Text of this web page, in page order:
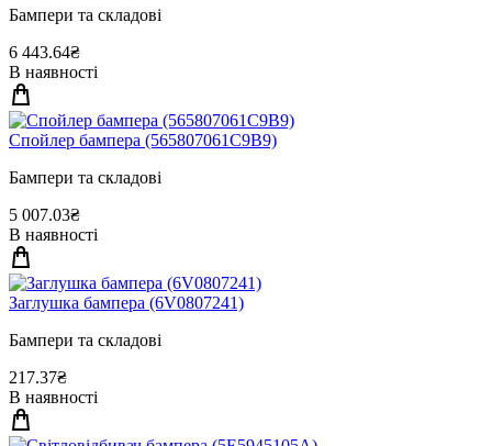
Бампери та складові
6 443.64₴
В наявності
Спойлер бампера (565807061C9B9)
Бампери та складові
5 007.03₴
В наявності
Заглушка бампера (6V0807241)
Бампери та складові
217.37₴
В наявності